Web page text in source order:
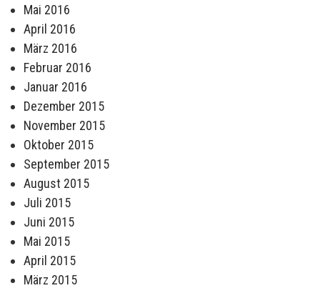
Mai 2016
April 2016
März 2016
Februar 2016
Januar 2016
Dezember 2015
November 2015
Oktober 2015
September 2015
August 2015
Juli 2015
Juni 2015
Mai 2015
April 2015
März 2015